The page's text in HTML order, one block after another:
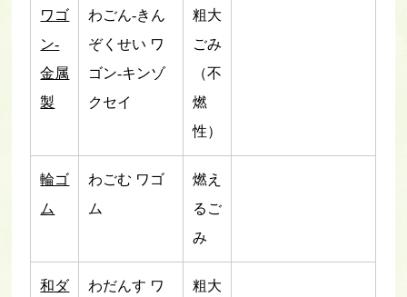
ワゴ
ン-
金属
製
わごん-きん
ぞくせい ワ
ゴン-キンゾ
クセイ
粗大
ごみ
（不
燃
性）
輪ゴ
ム
わごむ ワゴ
ム
燃え
るご
み
和ダ
わだんす ワ
粗大